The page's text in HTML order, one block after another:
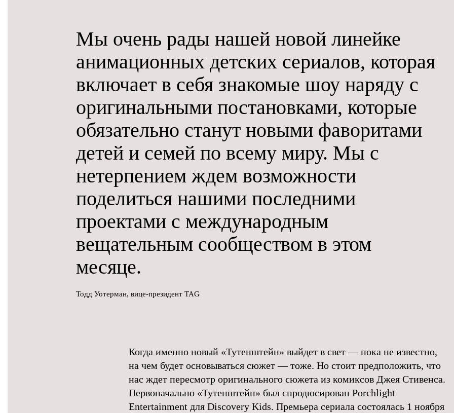
Мы очень рады нашей новой линейке
анимационных детских сериалов, которая
включает в себя знакомые шоу наряду с
оригинальными постановками, которые
обязательно станут новыми фаворитами
детей и семей по всему миру. Мы с
нетерпением ждем возможности
поделиться нашими последними
проектами с международным
вещательным сообществом в этом
месяце.
Тодд Уотерман, вице-президент TAG
Когда именно новый «Тутенштейн» выйдет в свет — пока не известно,
на чем будет основываться сюжет — тоже. Но стоит предположить, что
нас ждет пересмотр оригинального сюжета из комиксов Джея Стивенса.
Первоначально «Тутенштейн» был спродюсирован Porchlight
Entertainment для Discovery Kids. Премьера сериала состоялась 1 ноября